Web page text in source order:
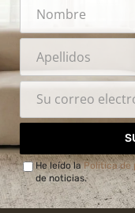
He leído laPolítica de
de noticias.